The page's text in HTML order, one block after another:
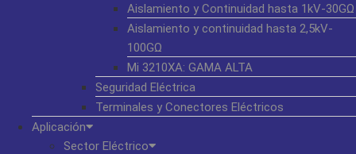
Aislamiento y Continuidad hasta 1kV-30GΩ
Aislamiento y continuidad hasta 2,5kV-
100GΩ
Mi 3210XA: GAMA ALTA
Seguridad Eléctrica
Terminales y Conectores Eléctricos
Aplicación
Sector Eléctrico